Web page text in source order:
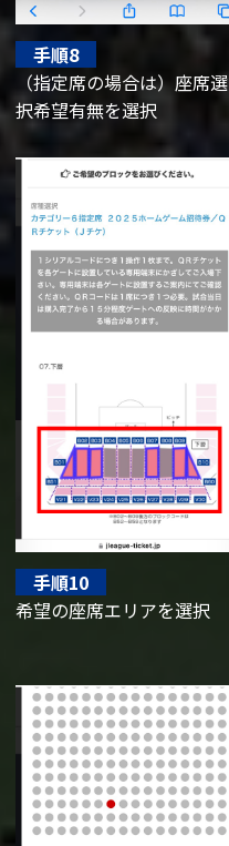
手順8
（指定席の場合は）座席選
択希望有無を選択
手順10
希望の座席エリアを選択